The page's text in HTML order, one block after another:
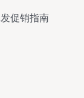
促销指南